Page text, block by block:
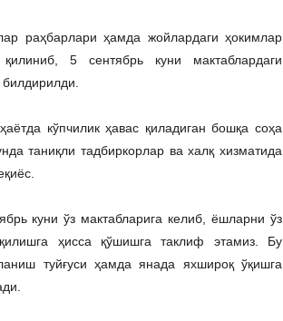
раҳбарлари ҳамда жойлардаги ҳокимлар
5 сентябрь куни мактаблардаги
кўпчилик ҳавас қиладиган бошқа соҳа
таниқли тадбиркорлар ва халқ хизматида
куни ўз мактабларига келиб, ёшларни ўз
ҳисса қўшишга таклиф этамиз. Бу
туйғуси ҳамда янада яхшироқ ўқишга